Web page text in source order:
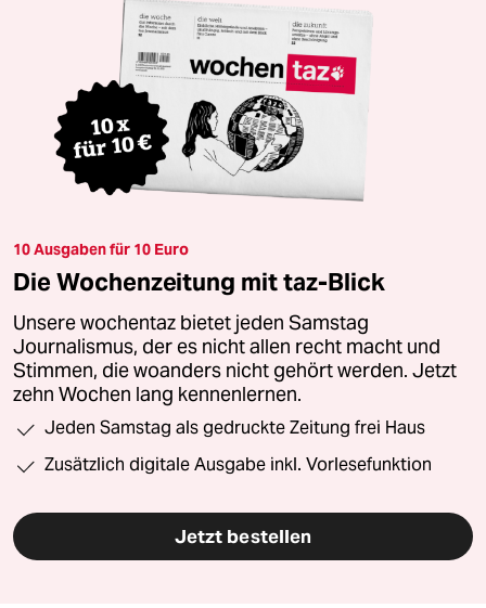
10 Ausgaben für 10 Euro
Die Wochenzeitung mit taz-Blick
Unsere wochentaz bietet jeden Samstag
Journalismus, der es nicht allen recht macht und
Stimmen, die woanders nicht gehört werden. Jetzt
zehn Wochen lang kennenlernen.
Jeden Samstag als gedruckte Zeitung frei Haus
Zusätzlich digitale Ausgabe inkl. Vorlesefunktion
Jetzt bestellen